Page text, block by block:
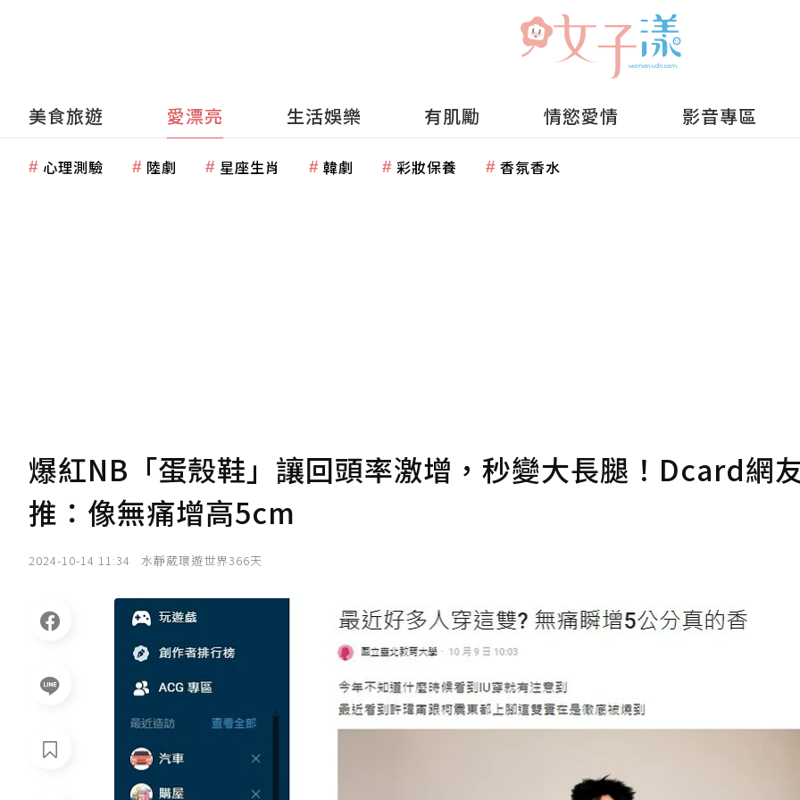
美食旅遊 愛漂亮 生活娛樂 有肌勵 情慾愛情 影音專區
心理測驗 陸劇 星座生肖 韓劇 彩妝保養 香氛香水
爆紅NB「蛋殼鞋」讓回頭率激增，秒變大長腿！Dcard網
推：像無痛增高5cm
2024-10-14 11:34 水靜葳環遊世界366天